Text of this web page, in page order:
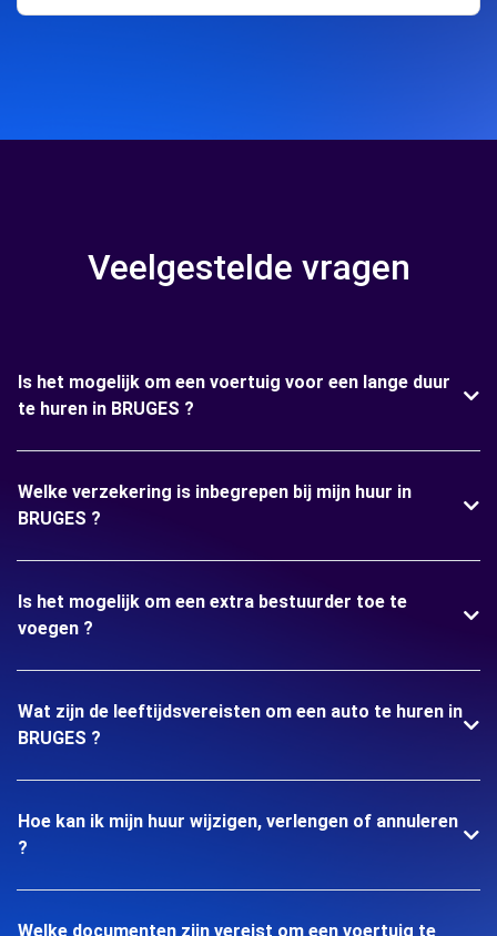
Veelgestelde vragen
Is het mogelijk om een voertuig voor een lange duur
te huren in BRUGES ?
Welke verzekering is inbegrepen bij mijn huur in
BRUGES ?
Is het mogelijk om een extra bestuurder toe te
voegen ?
Wat zijn de leeftijdsvereisten om een auto te huren in
BRUGES ?
Hoe kan ik mijn huur wijzigen, verlengen of annuleren
?
Welke documenten zijn vereist om een voertuig te